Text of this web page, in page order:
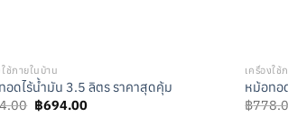
ใช้ภายในบ้าน
อดไร้น้ำมัน 3.5 ลิตร ราคาสุดคุ้ม
Original
price
฿694.00Current
เครื่องใช้
หม้อทอ
฿